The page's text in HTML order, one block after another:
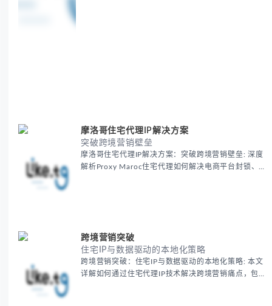
摩洛哥住宅代理IP解决方案
突破跨境营销壁垒
摩洛哥住宅代理IP解决方案：突破跨境营销壁垒: 深度
解析Proxy Maroc住宅代理如何解决电商平台封锁、社
跨境营销突破
住宅IP与数据驱动的本地化策略
跨境营销突破：住宅IP与数据驱动的本地化策略: 本文
详解如何通过住宅代理IP技术解决跨境营销痛点，包括